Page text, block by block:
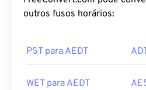
outros fusos horários:
PST para AEDT
WET para AEDT